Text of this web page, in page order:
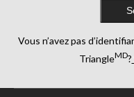
Vous n’avez pas
TriangleMD?